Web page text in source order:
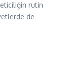
rutin
de